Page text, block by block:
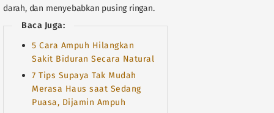
darah, dan menyebabkan pusing ringan.
Baca Juga:
5 Cara Ampuh Hilangkan
Sakit Biduran Secara Natural
7 Tips Supaya Tak Mudah
Merasa Haus saat Sedang
Puasa, Dijamin Ampuh